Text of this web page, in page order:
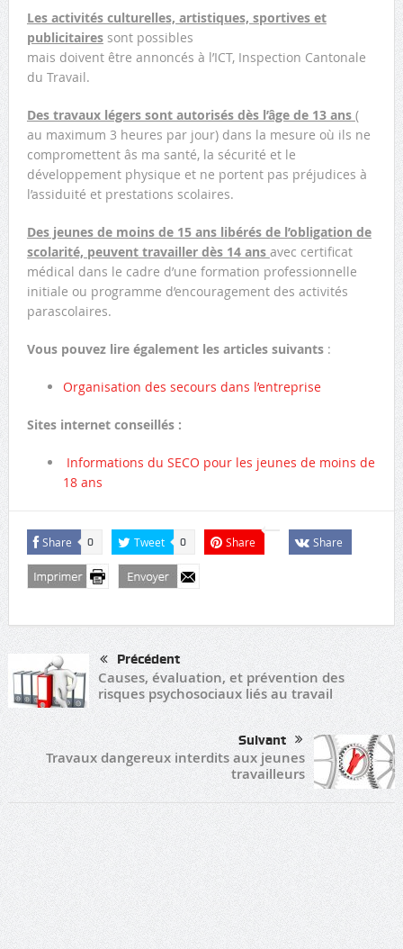
Les activités culturelles, artistiques, sportives et
publicitairessont possibles
mais doivent être annoncés à l’ICT, Inspection Cantonale
du Travail.
Des travaux légers sont autorisés dès l’âge de 13 ans (
au maximum 3 heures par jour) dans la mesure où ils ne
compromettent âs ma santé, la sécurité et le
développement physique et ne portent pas préjudices à
l’assiduité et prestations scolaires.
Des jeunes de moins de 15 ans libérés de l’obligation de
scolarité, peuvent travailler dès 14 ans avec certificat
médical dans le cadre d’une formation professionnelle
initiale ou programme d’encouragement des activités
parascolaires.
Vous pouvez lire également les articles suivants:
Organisation des secours dans l’entreprise
Sites internet conseillés :
Informations du SECO pour les jeunes de moins de
18 ans
Share 0 Tweet 0 Share Share
Précédent
Causes, évaluation, et prévention des
risques psychosociaux liés au travail
Suivant
Travaux dangereux interdits aux jeunes
travailleurs